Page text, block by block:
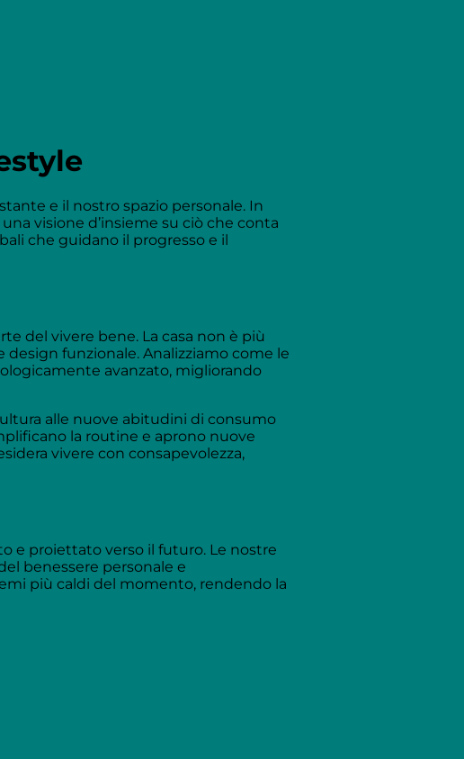
e il nostro spazio personale. In
visione d’insieme su ciò che conta
che guidano il progresso e il
del vivere bene. La casa non è più
funzionale. Analizziamo come le
avanzato, migliorando
alle nuove abitudini di consumo
la routine e aprono nuove
vivere con consapevolezza,
e proiettato verso il futuro. Le nostre
benessere personale e
più caldi del momento, rendendo la